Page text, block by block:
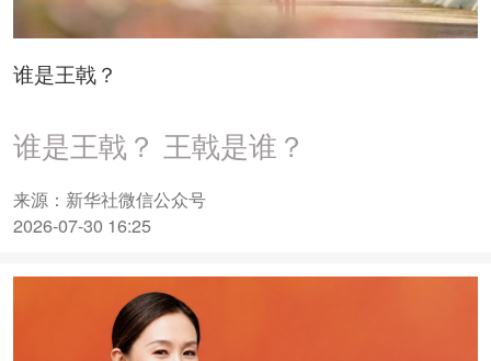
谁是王戟？
谁是王戟？ 王戟是谁？
来源：新华社微信公众号
2026-07-30 16:25